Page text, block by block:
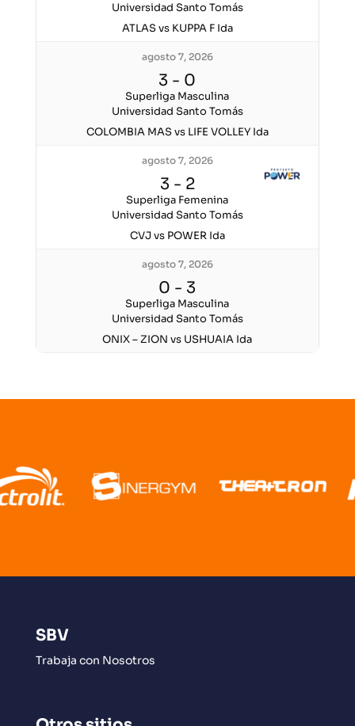
Universidad Santo Tomás
ATLAS vs KUPPA F Ida
agosto 7, 2026
3 - 0
Superliga Masculina
Universidad Santo Tomás
COLOMBIA MAS vs LIFE VOLLEY Ida
agosto 7, 2026
3 - 2
Superliga Femenina
Universidad Santo Tomás
CVJ vs POWER Ida
agosto 7, 2026
0 - 3
Superliga Masculina
Universidad Santo Tomás
ONIX – ZION vs USHUAIA Ida
SBV
Trabaja con Nosotros